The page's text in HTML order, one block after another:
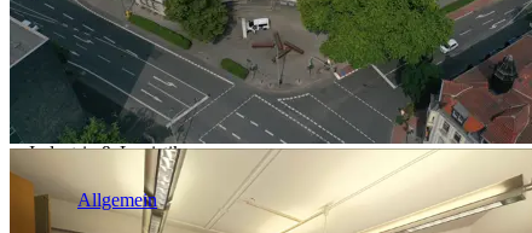
Industrie & Logistik
Allgemein